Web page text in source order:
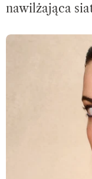
nawilżająca